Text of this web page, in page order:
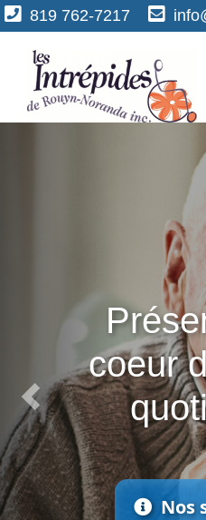
819 762-7217
coeur
Nos
Previous